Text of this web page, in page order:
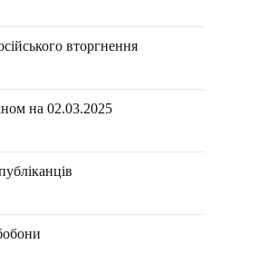
вторгнення
на 02.03.2025